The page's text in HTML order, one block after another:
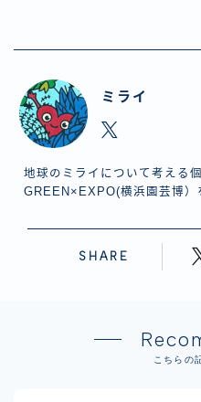
ミライ
地球のミライについて考える
GREEN×EXPO(横浜園芸博）
SHARE
こちらの